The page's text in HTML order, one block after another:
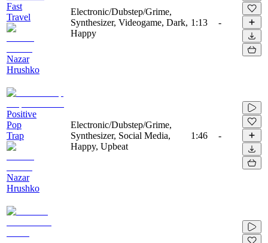
Fast
Travel
Nazar
Hrushko
Electronic/Dubstep/Grime,
Synthesizer, Videogame, Dark,
Happy
1:13 -
Positive
Pop
Trap
Nazar
Hrushko
Electronic/Dubstep/Grime,
Synthesizer, Social Media,
Happy, Upbeat
1:46 -